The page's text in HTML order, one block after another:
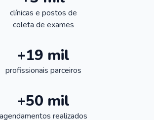
clínicas e postos de
coleta de exames
+19 mil
profissionais parceiros
+50 mil
agendamentos realizados